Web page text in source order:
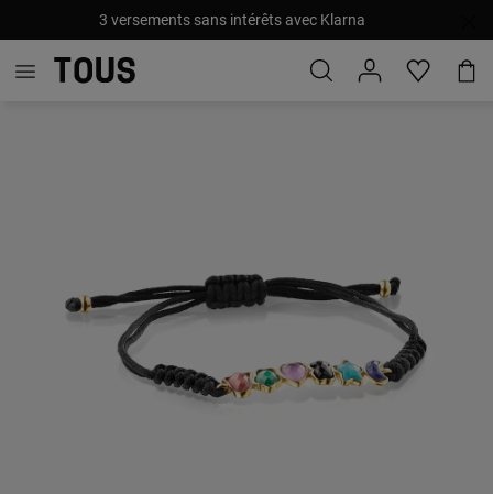
3 versements sans intérêts avec Klarna